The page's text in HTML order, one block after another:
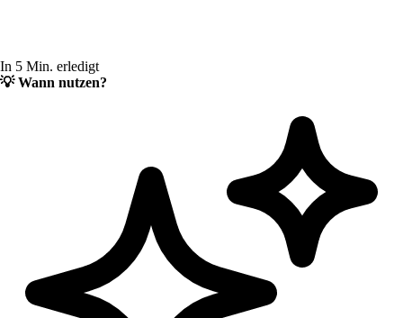
In 5 Min. erledigt
💡Wann nutzen?